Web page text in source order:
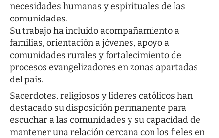
necesidades humanas y espirituales de las
comunidades.
Su trabajo ha incluido acompañamiento a
familias, orientación a jóvenes, apoyo a
comunidades rurales y fortalecimiento de
procesos evangelizadores en zonas apartadas
del país.
Sacerdotes, religiosos y líderes católicos han
destacado su disposición permanente para
escuchar a las comunidades y su capacidad de
mantener una relación cercana con los fieles en